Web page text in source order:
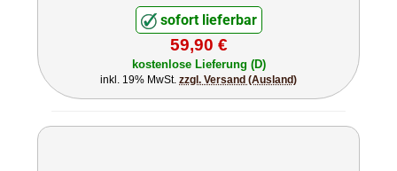
sofort lieferbar
59,90 €
kostenlose Lieferung (D)
inkl. 19% MwSt. zzgl. Versand (Ausland)